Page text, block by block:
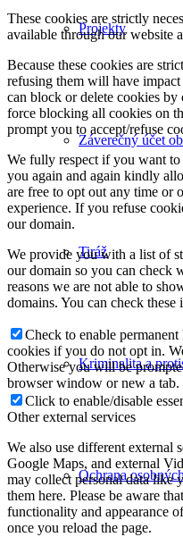
Projekty
Záverečný účet
Tiráž
Kriminalita a
Ochrana
These cookies are strictly
available through our website
Because these cookies are
refusing them will have
can block or delete cookies
force blocking all cookies on
prompt you to accept/refuse
We fully respect if you want
you again and again kindly
are free to opt out any time or
experience. If you refuse
our domain.
We provide you with a list of
our domain so you can check
reasons we are not able to
domains. You can check
Check to enable
cookies if you do not opt in.
Otherwise you will be
browser window or new a tab.
Click to enable/disable
Other external services
We also use different external
Google Maps, and external
may collect personal data like
them here. Please be aware
functionality and appearance
once you reload the page.